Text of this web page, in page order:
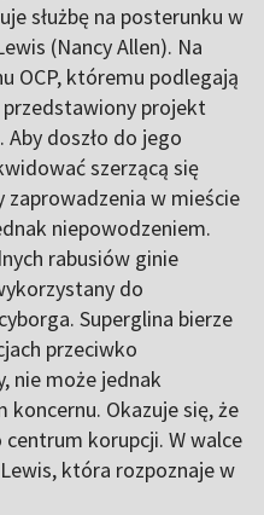
służbę na posterunku w
(Nancy Allen). Na
OCP, któremu podlegają
przedstawiony projekt
Aby doszło do jego
szerzącą się
zaprowadzenia w mieście
niepowodzeniem.
rabusiów ginie
do
Superglina bierze
przeciwko
nie może jednak
Okazuje się, że
korupcji. W walce
która rozpoznaje w